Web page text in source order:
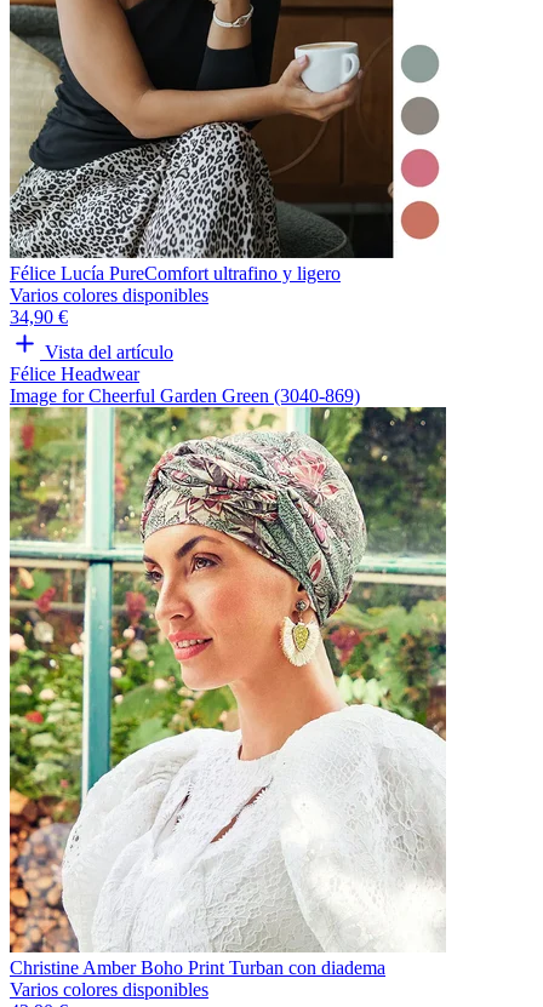
Félice Lucía PureComfort ultrafino y ligero
Varios colores disponibles
34,90 €
Vista del artículo
Félice Headwear
Image for Cheerful Garden Green (3040-869)
Christine Amber Boho Print Turban con diadema
Varios colores disponibles